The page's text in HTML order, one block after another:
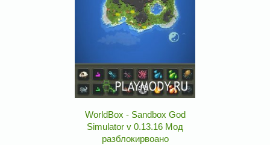
WorldBox - Sandbox God
Simulator v 0.13.16 Мод
разблокирвоано